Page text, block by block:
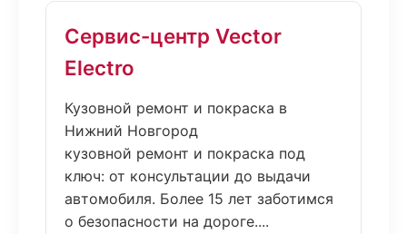
Сервис-центр Vector
Electro
Кузовной ремонт и покраска в
Нижний Новгород
кузовной ремонт и покраска под
ключ: от консультации до выдачи
автомобиля. Более 15 лет заботимся
о безопасности на дороге....